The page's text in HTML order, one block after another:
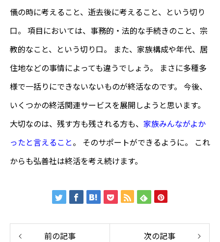
儀の時に考えること、逝去後に考えること、という切り
口。 項目においては、事務的・法的な手続きのこと、宗
教的なこと、という切り口。 また、家族構成や年代、居
住地などの事情によっても違うでしょう。 まさに多種多
様で一括りにできないないものが終活なのです。 今後、
いくつかの終活関連サービスを展開しようと思います。
大切なのは、残す方も残される方も、 家族みんながよか
ったと言えること。 そのサポートができるように。 これ
からも弘善社は終活を考え続けます。
前の記事 次の記事